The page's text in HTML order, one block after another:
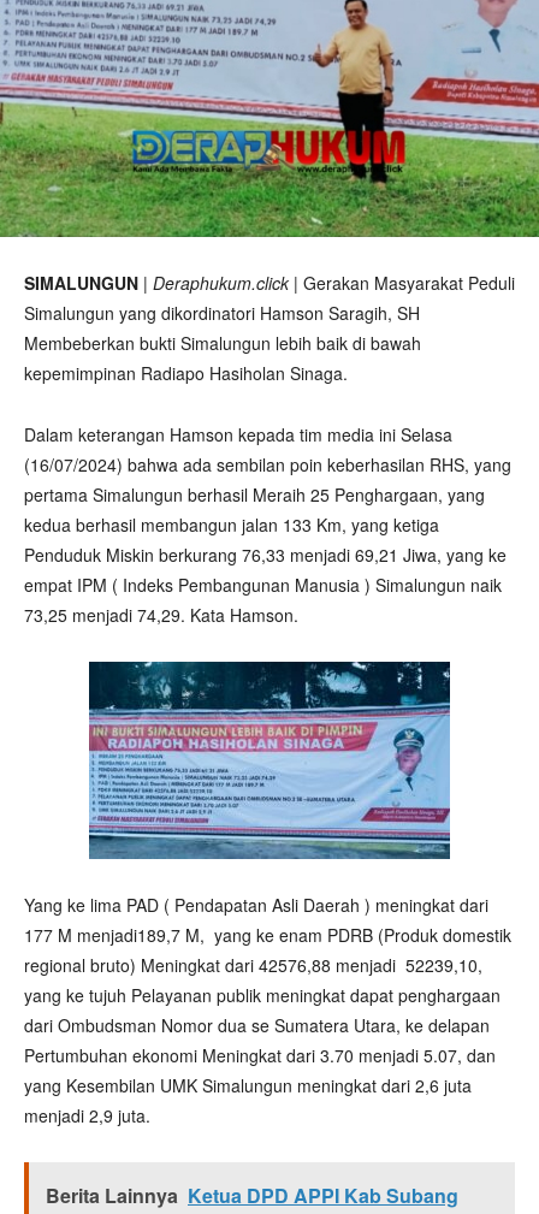
SIMALUNGUN | Deraphukum.click | Gerakan Masyarakat Peduli
Simalungun yang dikordinatori Hamson Saragih, SH
Membeberkan bukti Simalungun lebih baik di bawah
kepemimpinan Radiapo Hasiholan Sinaga.
Dalam keterangan Hamson kepada tim media ini Selasa
(16/07/2024) bahwa ada sembilan poin keberhasilan RHS, yang
pertama Simalungun berhasil Meraih 25 Penghargaan, yang
kedua berhasil membangun jalan 133 Km, yang ketiga
Penduduk Miskin berkurang 76,33 menjadi 69,21 Jiwa, yang ke
empat IPM ( Indeks Pembangunan Manusia ) Simalungun naik
73,25 menjadi 74,29. Kata Hamson.
Yang ke lima PAD ( Pendapatan Asli Daerah ) meningkat dari
177 M menjadi189,7 M, yang ke enam PDRB (Produk domestik
regional bruto) Meningkat dari 42576,88 menjadi 52239,10,
yang ke tujuh Pelayanan publik meningkat dapat penghargaan
dari Ombudsman Nomor dua se Sumatera Utara, ke delapan
Pertumbuhan ekonomi Meningkat dari 3.70 menjadi 5.07, dan
yang Kesembilan UMK Simalungun meningkat dari 2,6 juta
menjadi 2,9 juta.
Berita Lainnya Ketua DPD APPI Kab Subang